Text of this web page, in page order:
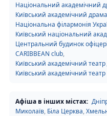
Національний академічний
Київський академічний
Національна філармонія
Київський національний
Центральний будинок
CARIBBEAN club,
Київський академічний
Київський академічний
Афіша в інших містах:
Миколаїв, Біла Церква,